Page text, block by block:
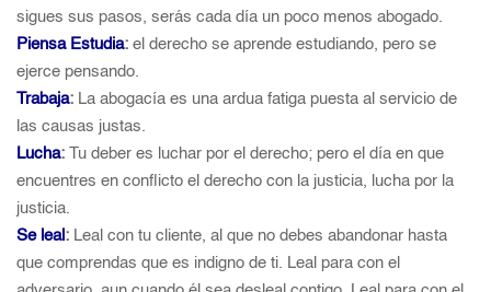
sigues sus pasos, serás cada día un poco menos abogado.
Piensa Estudia: el derecho se aprende estudiando, pero se
ejerce pensando.
Trabaja: La abogacía es una ardua fatiga puesta al servicio de
las causas justas.
Lucha: Tu deber es luchar por el derecho; pero el día en que
encuentres en conflicto el derecho con la justicia, lucha por la
justicia.
Se leal : Leal con tu cliente, al que no debes abandonar hasta
que comprendas que es indigno de ti. Leal para con el